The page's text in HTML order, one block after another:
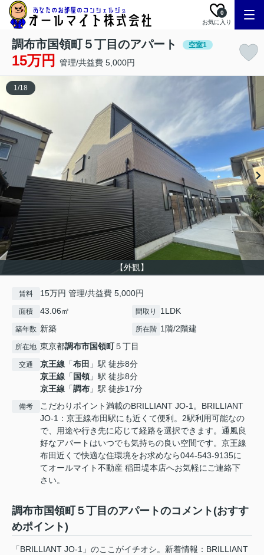
お気に入り
0
調布市国領町５丁目のアパート 空室1
15万円 管理/共益費 5,000円
【外観】
1/18
賃料 15万円 管理/共益費 5,000円
面積 43.06㎡ 間取り 1LDK
築年数 新築 所在階 1階/2階建
所在地 東京都調布市国領町５丁目
交通 京王線 「布田 」駅 徒歩8分
京王線 「 国領」駅 徒歩8分
京王線 「調布 」駅 徒歩17分
備考
こだわりポイント満載のBRILLIANT JO-1。BRILLIANT
JO-1：京王線布田駅にも近くて便利。2駅利用可能なの
で、用途や行き先に応じて経路を選択できます。通風良
好なアパートはいつでも気持ちの良い空間です。京王線
布田近くで快適な住環境をお求めなら044-543-9135に
てオールマイト不動産 稲田堤本店へお気軽にご連絡下
さい。
調布市国領町５丁目のアパートのコメント(おすす
めポイント)
「BRILLIANT JO-1」のここがイチオシ。新着情報：BRILLIANT